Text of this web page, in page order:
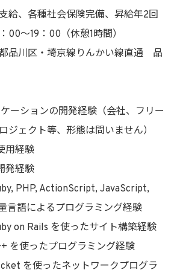
給、各種社会保険完備、昇給年2回
00〜19：00（休憩1時間）
品川区・埼京線りんかい線直通 品
ーションの開発経験（会社、フリー
ジェクト等、形態は問いません）
用経験
発経験
PHP, ActionScript, JavaScript,
言語によるプログラミング経験
on Rails を使ったサイト構築経験
を使ったプログラミング経験
を使ったネットワークプログラ